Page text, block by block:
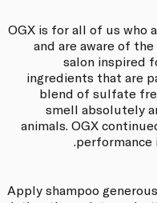
OGX is for all of us who
and are aware of
salon inspired
ingredients that are
blend of sulfate
smell absolutely
animals. OGX
Apply shampoo